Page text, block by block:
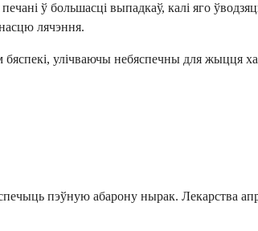
ў большасці выпадкаў, калі яго
лячэння.
улічваючы небяспечны для жыцця
пэўную абарону нырак. Лекарства